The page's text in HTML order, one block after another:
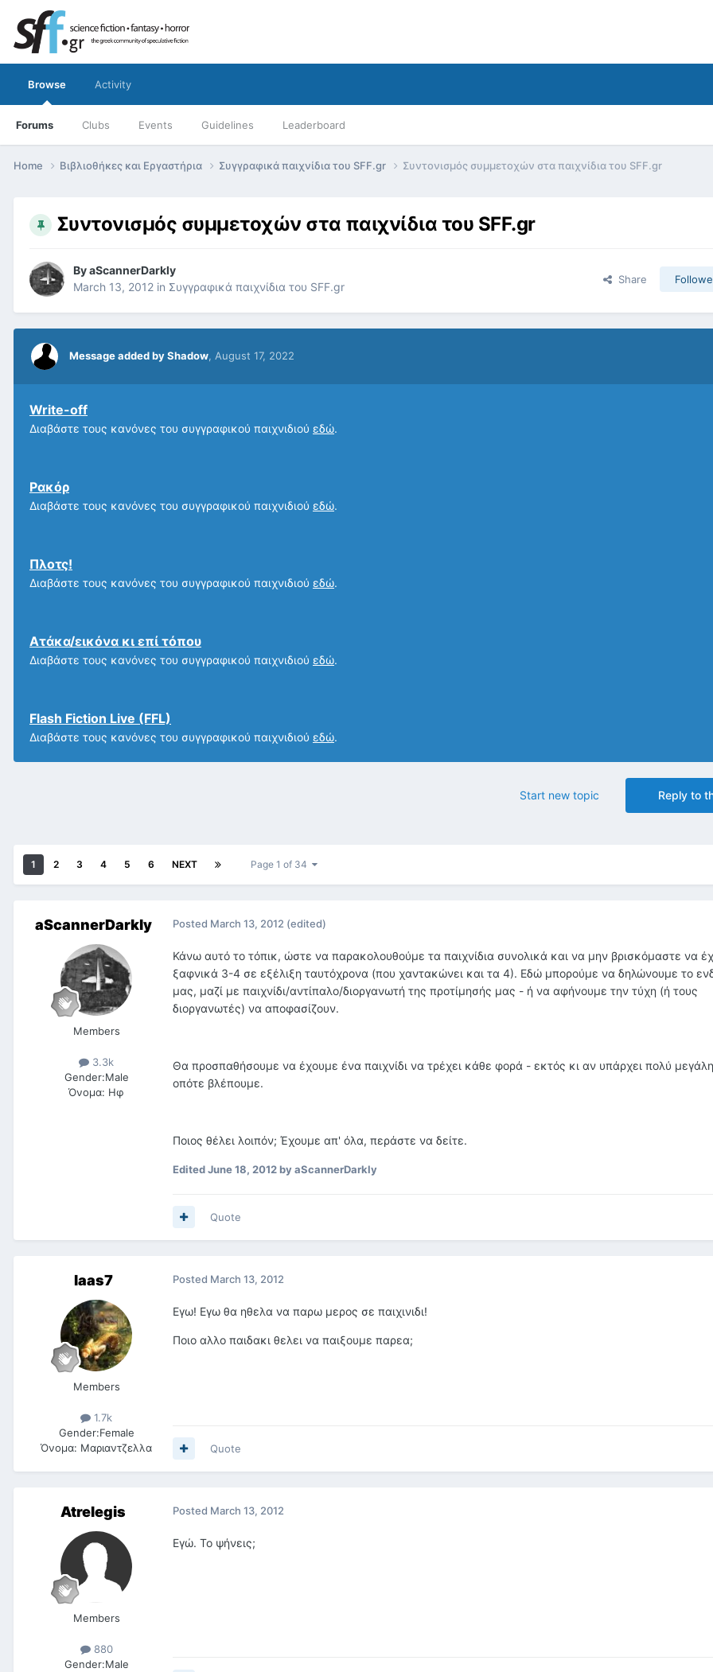
Browse
Forums Clubs Events Guidelines Leaderboard
Activity
Home Βιβλιοθήκες και Εργαστήρια Συγγραφικά παιχνίδια του SFF.gr Συντονισμός συμμετοχών στα παιχνίδια του SFF.gr
Συντονισμός συμμετοχών στα παιχνίδια του SFF.gr
ByaScannerDarkly
March 13, 2012 in Συγγραφικά παιχνίδια του SFF.gr
Share
Message added by Shadow, August 17, 2022
Write-off
Διαβάστε τους κανόνες του συγγραφικού παιχνιδιού εδώ.
Ρακόρ
Διαβάστε τους κανόνες του συγγραφικού παιχνιδιού εδώ.
Πλοτς!
Διαβάστε τους κανόνες του συγγραφικού παιχνιδιού εδώ.
Ατάκα/εικόνα κι επί τόπου
Διαβάστε τους κανόνες του συγγραφικού παιχνιδιού εδώ.
Flash Fiction Live (FFL)
Διαβάστε τους κανόνες του συγγραφικού παιχνιδιού εδώ.
Reply to
Start new topic
1 2 3 4 5 6 NEXT Page 1 of 34
aScannerDarkly
Members
3.3k
Gender:Male
Όνομα: Ηφ
Posted March 13, 2012 (edited)
Κάνω αυτό το τόπικ, ώστε να παρακολουθούμε τα παιχνίδια συνολικά και να μην βρισκόμαστε να
ξαφνικά 3-4 σε εξέλιξη ταυτόχρονα (που χαντακώνει και τα 4). Εδώ μπορούμε να δηλώνουμε το
μας, μαζί με παιχνίδι/αντίπαλο/διοργανωτή της προτίμησής μας - ή να αφήνουμε την τύχη (ή τους
διοργανωτές) να αποφασίζουν.
Θα προσπαθήσουμε να έχουμε ένα παιχνίδι να τρέχει κάθε φορά - εκτός κι αν υπάρχει πολύ
οπότε βλέπουμε.
Ποιος θέλει λοιπόν; Έχουμε απ' όλα, περάστε να δείτε.
EditedJune 18, 2012by aScannerDarkly
Quote
laas7
Members
1.7k
Gender:Female
Όνομα: Μαριαντζελλα
Posted March 13, 2012
Εγω! Εγω θα ηθελα να παρω μερος σε παιχινιδι!
Ποιο αλλο παιδακι θελει να παιξουμε παρεα;
Quote
Atrelegis
Members
880
Gender:Male
Posted March 13, 2012
Εγώ. Το ψήνεις;